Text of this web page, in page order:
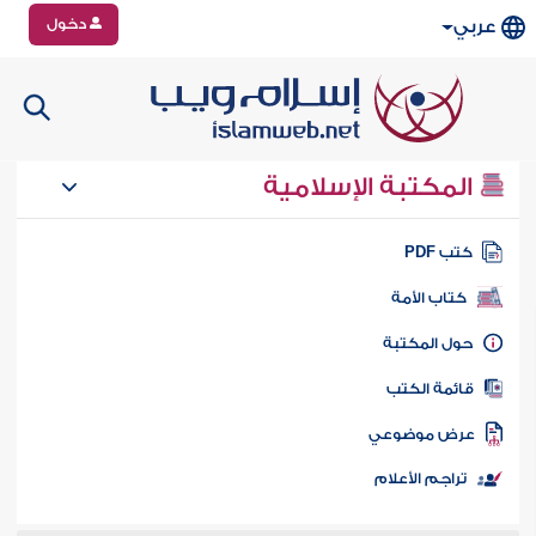
عربي دخول
المكتبة الإسلامية
كتب PDF
كتاب الأمة
المكتبة
الكتب
موضوعي